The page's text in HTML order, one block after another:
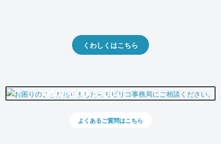
くわしくはこちら
0800-500-5500
よくあるご質問はこちら